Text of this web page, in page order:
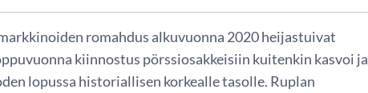
romahdus alkuvuonna 2020 heijastuivat
kiinnostus pörssiosakkeisiin kuitenkin kasvoi ja
lopussa historiallisen korkealle tasolle. Ruplan